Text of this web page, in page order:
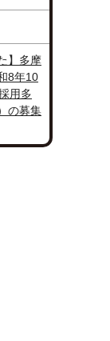
】多摩
8年10
用多
の募集